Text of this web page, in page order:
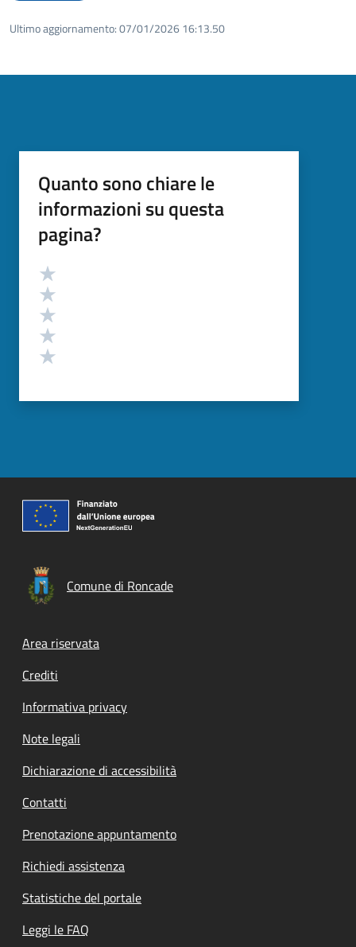
Ultimo aggiornamento:07/01/2026 16:13.50
Quanto sono chiare le
informazioni su questa
pagina?
Valutazione
Comune di Roncade
Footer menu
Area riservata
Crediti
Informativa privacy
Note legali
Dichiarazione di accessibilità
Contatti
Prenotazione appuntamento
Richiedi assistenza
Statistiche del portale
Leggi le FAQ